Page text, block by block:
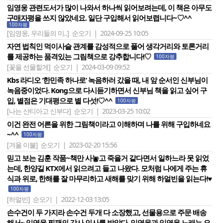
임영웅 관련도서가 많이 나와서 하나씩 읽어보려는데, 이 책은 아무도
구매자평을 쓰지 않았네요. 일단 구입해서 읽어보렵니다~♡^^
100자평
[임영웅, 우리들의 미..] 순오기 | 2024-09-25 10:05
자연 법칙인 먹이사슬 관계를 감성적으로 풀어 생각거리와 토론거리
를 제공하는 품격있는 그림책으로 강추합니다!♡
100자평
[꽃을 선물할게] 순오기 | 2024-03-09 09:52
Kbs 라디오 ‘한민족 하나로‘ 녹음하러 갔을 때, 내 앞 순서인 신부님이
녹음중이었다. Kong으로 다시듣기하면서 신부님 책을 읽고 싶어 구
입, 별점은 기대평으로 별 다섯!♡^^
100자평
[나는 산티아고 신부다] 순오기 | 2023-03-25 10:02
이건 완전 어른을 위한 그림책이라고 이해하며 나를 위해 구입하네요
~^^
100자평
[겨울 이불] 순오기 | 2023-02-20 15:56
믿고 보는 김훈 작품~책만 사놓고 죽을거 같다면서 일하느라 못 읽었
는데, 한양길 KTX에서 읽으려고 들고 나왔다. 모처럼 나에게 주는 휴
식과 위로, 한해를 잘 마무리하고 새해를 맞기 위해 하얼빈을 읽는다!♥
100자평
[하얼빈] 순오기 | 2022-12-03 13:05
손수건이 두 가지라 손수건 두개 다 소장했고, 선물용으로 주문 배송